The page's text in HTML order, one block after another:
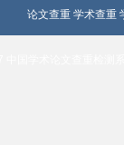
论文查重 学术查重